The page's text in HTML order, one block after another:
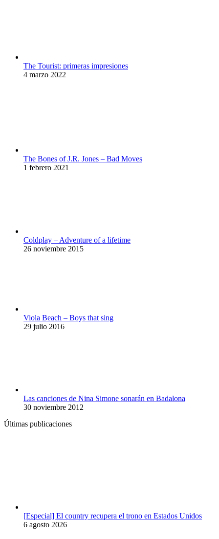
The Tourist: primeras impresiones
4 marzo 2022
The Bones of J.R. Jones – Bad Moves
1 febrero 2021
Coldplay – Adventure of a lifetime
26 noviembre 2015
Viola Beach – Boys that sing
29 julio 2016
Las canciones de Nina Simone sonarán en Badalona
30 noviembre 2012
Últimas publicaciones
[Especial] El country recupera el trono en Estados Unidos
6 agosto 2026